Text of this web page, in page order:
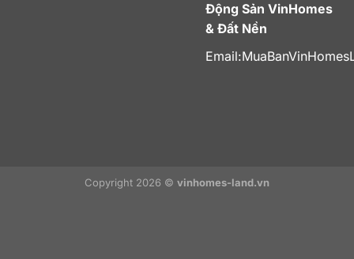
Động Sản VinHomes
& Đất Nền
Email:
Copyright 2026 © vinhomes-land.vn